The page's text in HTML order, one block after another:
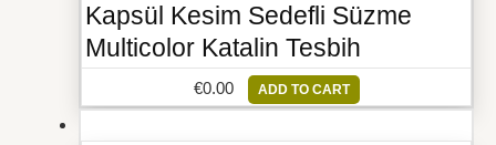
Kapsül Kesim Sedefli Süzme
Multicolor Katalin Tesbih
€0.00 ADD TO CART